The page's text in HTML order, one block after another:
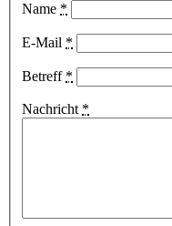
Name *
E-Mail *
Betreff *
Nachricht *